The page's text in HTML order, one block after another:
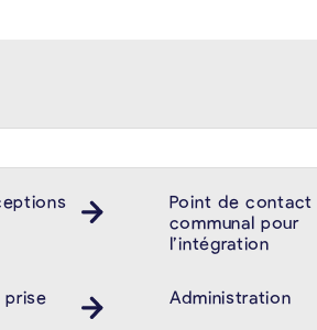
Point de contact
communal pour
l’intégration
prise
Administration